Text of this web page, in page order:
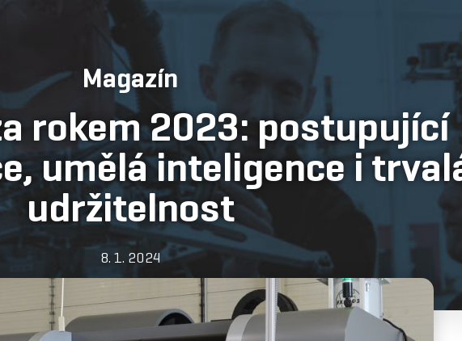
Magazín
rokem 2023: postupující
umělá inteligence i
udržitelnost
8. 1. 2024